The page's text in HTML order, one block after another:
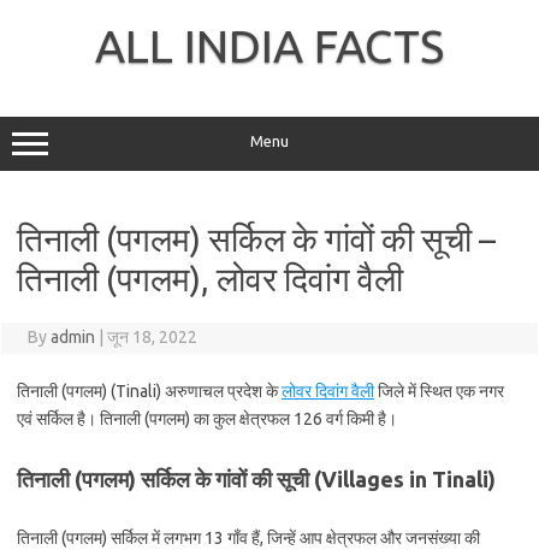
ALL INDIA FACTS
Menu
तिनाली (पगलम) सर्किल के गांवों की सूची –
तिनाली (पगलम), लोवर दिवांग वैली
Byadmin जून 18, 2022
तिनाली (पगलम) (Tinali) अरुणाचल प्रदेश केलोवर दिवांग वैलीजिले में स्थित एक नगर
एवं सर्किल है। तिनाली (पगलम) का कुल क्षेत्रफल 126 वर्ग किमी है।
तिनाली (पगलम) सर्किल के गांवों की सूची (Villages in Tinali)
तिनाली (पगलम) सर्किल में लगभग 13 गाँव हैं, जिन्हें आप क्षेत्रफल और जनसंख्या की